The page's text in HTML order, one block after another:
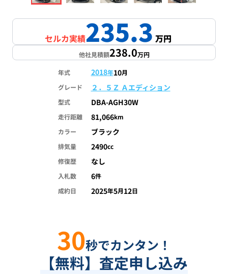
セルカ実績235.3万円
他社見積額238.0万円
年式 2018年10月
グレード
２．５Ｚ Ａエディション
型式 DBA-AGH30W
走行距離 81,066km
カラー
ブラック
排気量 2490cc
修復歴
なし
入札数 6件
成約日
2025年5月12日
30秒でカンタン！
【無料】査定申し込み